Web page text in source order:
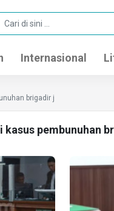
Internasional
brigadir j
pembunuhan